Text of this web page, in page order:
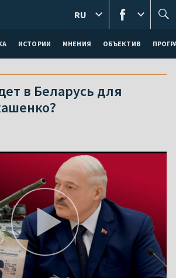
ИСТОРИИ МНЕНИЯ ОБЪЕКТИВ
RU
в Беларусь для